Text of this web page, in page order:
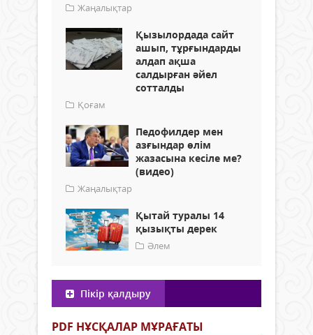
Жаңалықтар
Қызылордада сайт
ашып, тұрғындарды
алдап ақша
салдырған әйел
сотталды
Қоғам
Педофилдер мен
азғындар өлім
жазасына кесіле ме?
(видео)
Жаңалықтар
Қытай туралы 14
қызықты дерек
Әлем
Пікір қалдыру
PDF НҰСҚАЛАР МҰРАҒАТЫ